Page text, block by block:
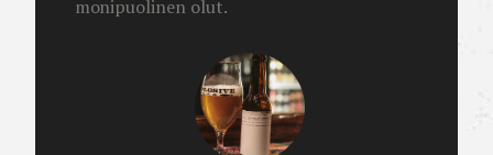
monipuolinen olut.